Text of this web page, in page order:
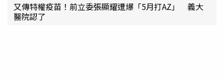
又傳特權疫苗！前立委張顯耀遭爆「5月打AZ」 義大
醫院認了